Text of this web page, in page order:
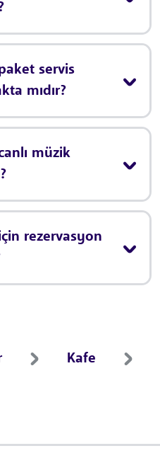
servis
mıdır?
müzik
rezervasyon
Kafe